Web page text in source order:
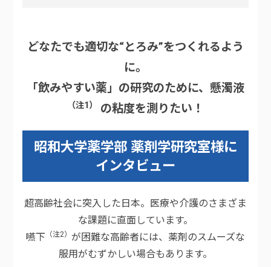
どなたでも適切な“とろみ”をつくれるよう
に。
「飲みやすい薬」の研究のために、懸濁液
（注1） の粘度を測りたい！
昭和大学薬学部 薬剤学研究室様に
インタビュー
超高齢社会に突入した日本。医療や介護のさまざま
な課題に直面しています。
嚥下 （注2） が困難な高齢者には、薬剤のスムーズな
服用がむずかしい場合もあります。